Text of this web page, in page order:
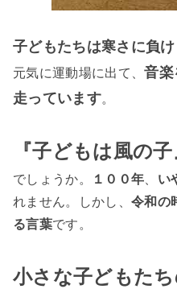
子どもたちは寒さに負
元気に運動場に出て、音楽
走っています。
『子どもは風の子
でしょうか。
１００年 い
れません。しかし、 令和の
る言葉です。
小さな子どもた